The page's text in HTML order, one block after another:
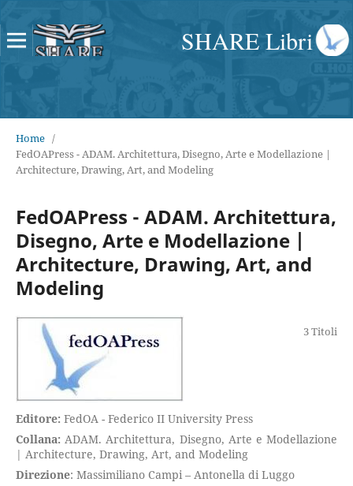
SHARE Libri
Home /
FedOAPress - ADAM. Architettura, Disegno, Arte e Modellazione |
Architecture, Drawing, Art, and Modeling
FedOAPress - ADAM. Architettura,
Disegno, Arte e Modellazione |
Architecture, Drawing, Art, and
Modeling
3 Titoli
Editore: FedOA - Federico II University Press
Collana:ADAM. Architettura, Disegno, Arte e Modellazione
| Architecture, Drawing, Art, and Modeling
Direzione: Massimiliano Campi – Antonella di Luggo